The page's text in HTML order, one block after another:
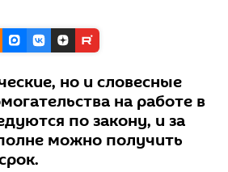
но и словесные
на работе в
по закону, и за
можно получить